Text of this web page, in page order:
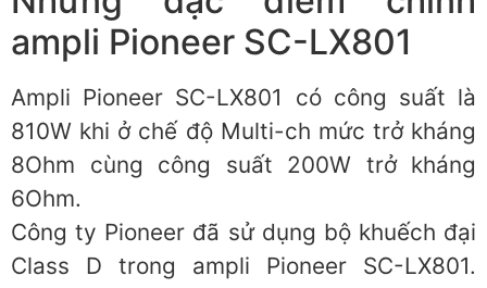
ampli Pioneer SC-LX801
Ampli Pioneer SC-LX801 có công suất là
810W khi ở chế độ Multi-ch mức trở kháng
8Ohm cùng công suất 200W trở kháng
6Ohm.
Công ty Pioneer đã sử dụng bộ khuếch đại
Class D trong ampli Pioneer SC-LX801.